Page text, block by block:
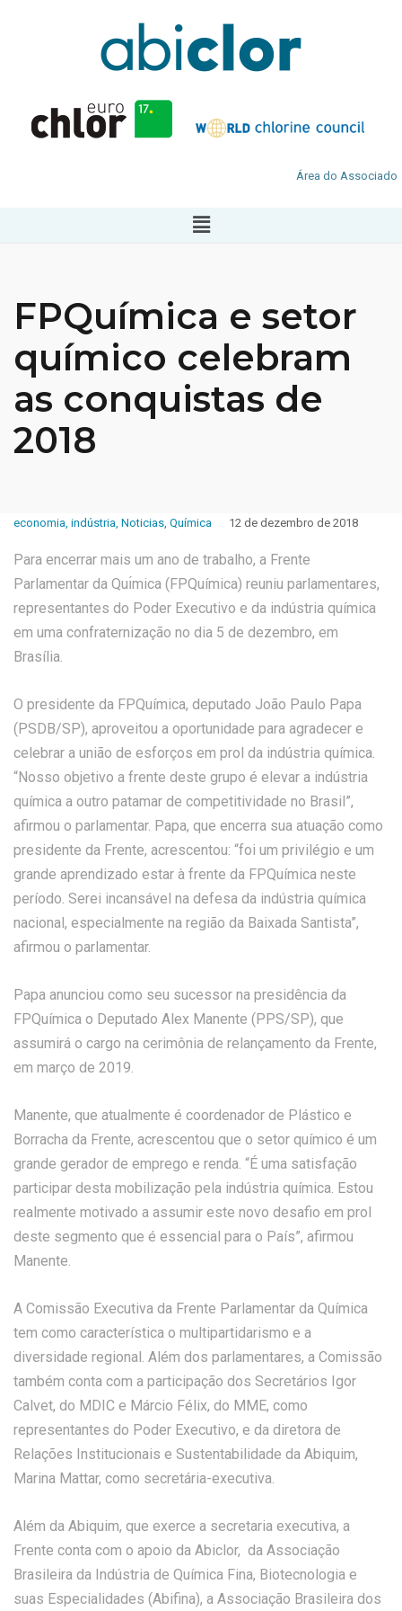
Área do Associado
FPQuímica e setor
químico celebram
as conquistas de
2018
economia, indústria, Noticias, Química 12 de dezembro de 2018
Para encerrar mais um ano de trabalho, a Frente
Parlamentar da Quı́mica (FPQuímica) reuniu parlamentares,
representantes do Poder Executivo e da indústria química
em uma confraternização no dia 5 de dezembro, em
Brasília.
O presidente da FPQuímica, deputado João Paulo Papa
(PSDB/SP), aproveitou a oportunidade para agradecer e
celebrar a união de esforços em prol da indústria química.
“Nosso objetivo a frente deste grupo é elevar a indústria
química a outro patamar de competitividade no Brasil”,
afirmou o parlamentar. Papa, que encerra sua atuação como
presidente da Frente, acrescentou: “foi um privilégio e um
grande aprendizado estar à frente da FPQuímica neste
período. Serei incansável na defesa da indústria química
nacional, especialmente na região da Baixada Santista”,
afirmou o parlamentar.
Papa anunciou como seu sucessor na presidência da
FPQuímica o Deputado Alex Manente (PPS/SP), que
assumirá o cargo na cerimônia de relançamento da Frente,
em março de 2019.
Manente, que atualmente é coordenador de Plástico e
Borracha da Frente, acrescentou que o setor químico é um
grande gerador de emprego e renda. “É uma satisfação
participar desta mobilização pela indústria química. Estou
realmente motivado a assumir este novo desafio em prol
deste segmento que é essencial para o País”, afirmou
Manente.
A Comissão Executiva da Frente Parlamentar da Química
tem como característica o multipartidarismo e a
diversidade regional. Além dos parlamentares, a Comissão
também conta com a participação dos Secretários Igor
Calvet, do MDIC e Márcio Félix, do MME, como
representantes do Poder Executivo, e da diretora de
Relações Institucionais e Sustentabilidade da Abiquim,
Marina Mattar, como secretária-executiva.
Além da Abiquim, que exerce a secretaria executiva, a
Frente conta com o apoio da Abiclor, da Associação
Brasileira da Indústria de Química Fina, Biotecnologia e
suas Especialidades (Abifina), a Associação Brasileira dos